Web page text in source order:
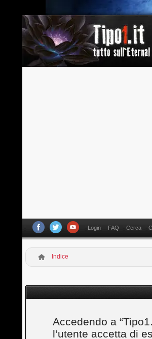
Login FAQ Cerca
Indice
Accedendo a
l’utente accetta di